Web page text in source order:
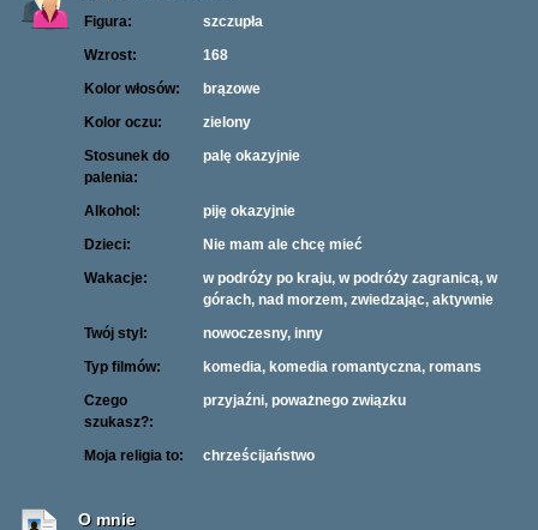
Figura:
szczupła
Wzrost:
168
Kolor włosów:
brązowe
Kolor oczu:
zielony
Stosunek do
palenia:
palę okazyjnie
Alkohol:
piję okazyjnie
Dzieci:
Nie mam ale chcę mieć
Wakacje:
w podróży po kraju, w podróży zagranicą, w
górach, nad morzem, zwiedzając, aktywnie
Twój styl:
nowoczesny, inny
Typ filmów:
komedia, komedia romantyczna, romans
Czego
szukasz?:
przyjaźni, poważnego związku
Moja religia to: chrześcijaństwo
O mnie